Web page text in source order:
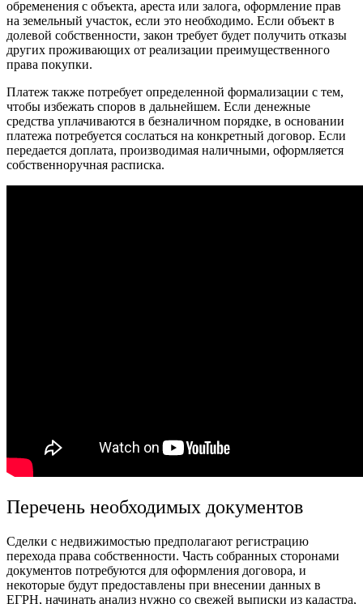
обременения с объекта, ареста или залога, оформление прав
на земельный участок, если это необходимо. Если объект в
долевой собственности, закон требует будет получить отказы
других проживающих от реализации преимущественного
права покупки.
Платеж также потребует определенной формализации с тем,
чтобы избежать споров в дальнейшем. Если денежные
средства уплачиваются в безналичном порядке, в основании
платежа потребуется сослаться на конкретный договор. Если
передается доплата, производимая наличными, оформляется
собственноручная расписка.
Перечень необходимых документов
Сделки с недвижимостью предполагают регистрацию
перехода права собственности. Часть собранных сторонами
документов потребуются для оформления договора, и
некоторые будут предоставлены при внесении данных в
ЕГРН, начинать анализ нужно со свежей выписки из кадастра,